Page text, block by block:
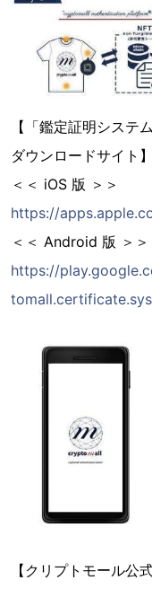
【「鑑定証明システ
ダウンロードサイト】
＜＜ iOS 版 ＞＞
https://
＜＜ Android 版 ＞＞
https://
【クリプトモール公